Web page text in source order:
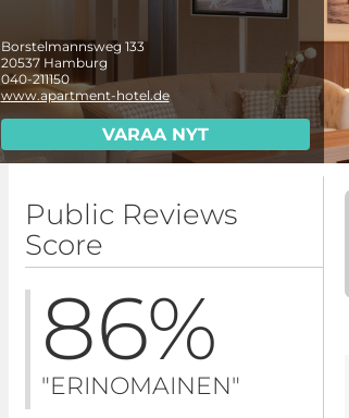
Borstelmannsweg 133
20537 Hamburg
040-211150
www.apartment-hotel.de
VARAA NYT
Public Reviews
Score
86%
"ERINOMAINEN"